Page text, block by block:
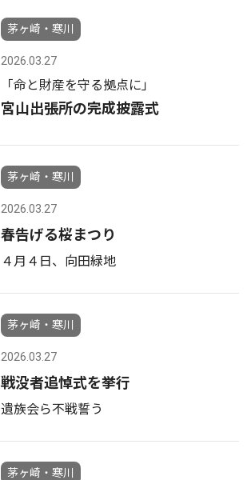
茅ヶ崎・寒川
2026.03.27
「命と財産を守る拠点に」
宮山出張所の完成披露式
茅ヶ崎・寒川
2026.03.27
春告げる桜まつり
４月４日、向田緑地
茅ヶ崎・寒川
2026.03.27
戦没者追悼式を挙行
遺族会ら不戦誓う
茅ヶ崎・寒川